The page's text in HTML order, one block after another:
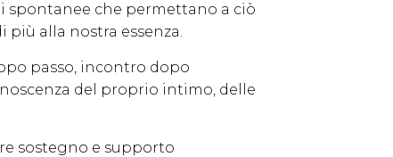
spontanee che permettano a ciò
più alla nostra essenza.
passo, incontro dopo
del proprio intimo, delle
sostegno e supporto